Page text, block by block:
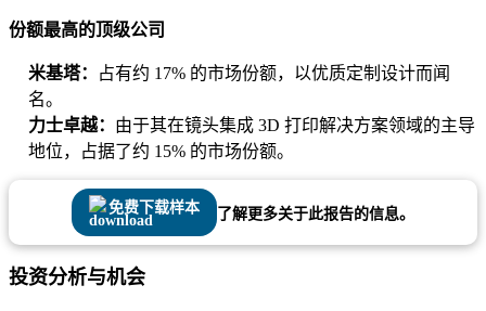
份额最高的顶级公司
米基塔：
占有约 17% 的市场份额，以优质定制设计而闻
名。
力士卓越： 由于其在镜头集成 3D 打印解决方案领域的主导
地位，占据了约 15% 的市场份额。
免费下载样本 了解更多关于此报告的信息。
投资分析与机会